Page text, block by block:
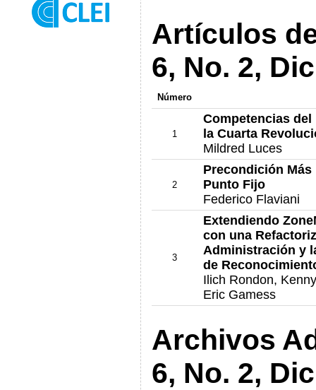
Artículos
6, No. 2,
Número
1
Competencias
la Cuarta
Mildred Luces
2
Precondición
Punto Fijo
Federico Flaviani
3
Extendiendo
con una
Administración y
de
Ilich Rondon,
Eric Gamess
Archivos
6, No. 2,